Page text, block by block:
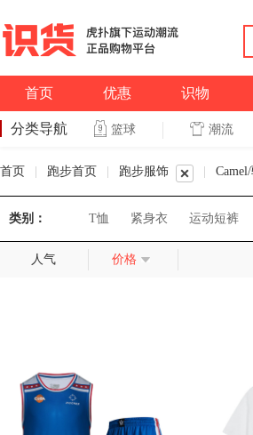
首页 优惠 识物
分类导航 篮球 潮流
首页 跑步首页 跑步服饰
类别： T恤 紧身衣 运动短裤
人气 价格